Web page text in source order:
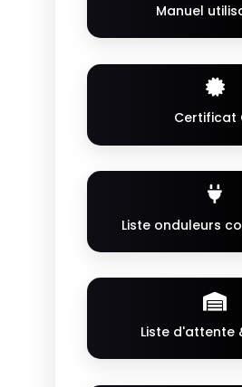
Manuel
Certificat
Liste onduleurs
Liste d'attente